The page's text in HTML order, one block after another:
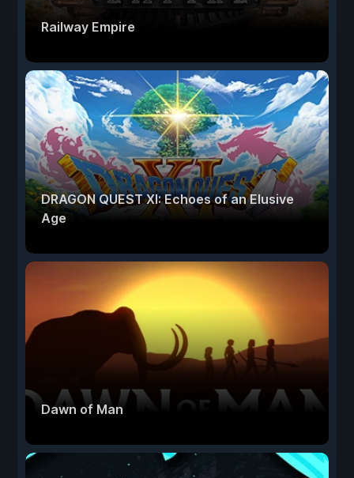
Railway Empire
DRAGON QUEST XI: Echoes of an Elusive
Age
Dawn of Man